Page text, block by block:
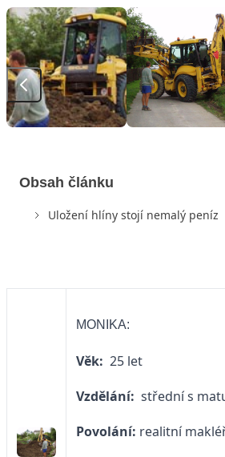
Obsah článku
Uložení hlíny stojí nemalý peníz
MONIKA:
Věk: 25 let
Vzdělání: střední s
Povolání: realitní